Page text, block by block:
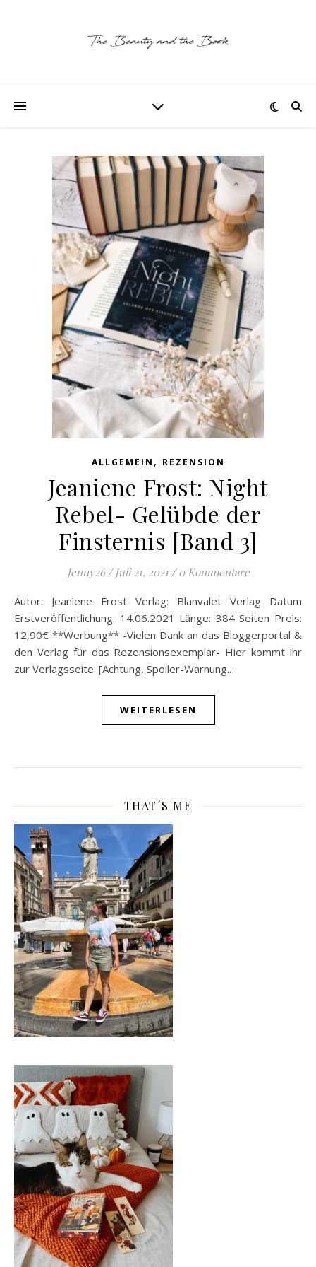
ALLGEMEIN , REZENSION
Jeaniene Frost: Night
Rebel- Gelübde der
Finsternis [Band 3]
Jenny26 / Juli 21, 2021 / 0 Kommentare
Autor: Jeaniene Frost Verlag: Blanvalet Verlag Datum
Erstveröffentlichung: 14.06.2021 Länge: 384 Seiten Preis:
12,90€ **Werbung** -Vielen Dank an das Bloggerportal &
den Verlag für das Rezensionsexemplar- Hier kommt ihr
zur Verlagsseite. [Achtung, Spoiler-Warnung.…
WEITERLESEN
THAT´S ME